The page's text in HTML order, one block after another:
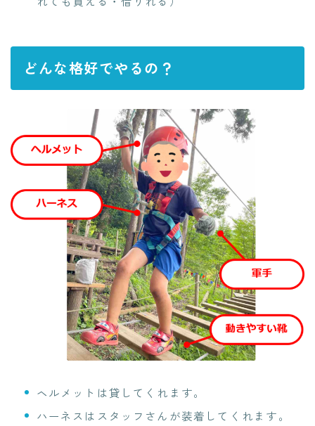
どんな格好でやるの？
ヘルメットは貸してくれます。
ハーネスはスタッフさんが装着してくれます。